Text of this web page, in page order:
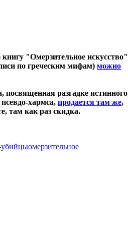
"Омерзительное искусство"
по греческим мифам) можно
посвященная разгадке истинного
хармса, продается там же,
там как раз скидка.
омерзительное